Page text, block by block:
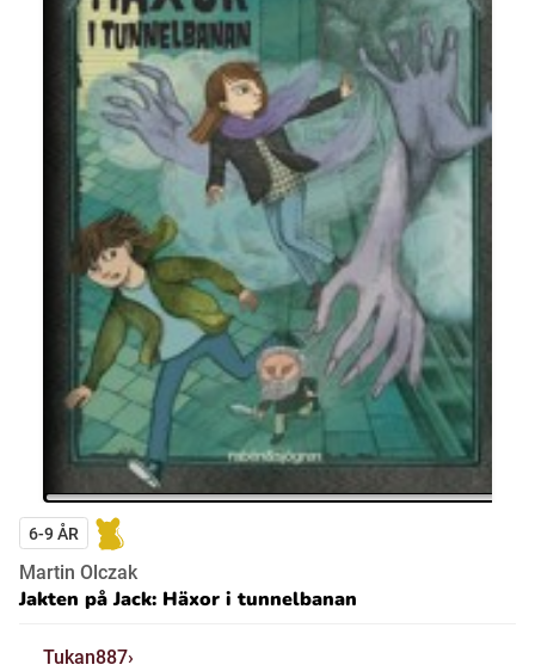
6-9 ÅR
Martin Olczak
Jakten på Jack: Häxor i tunnelbanan
Tukan887